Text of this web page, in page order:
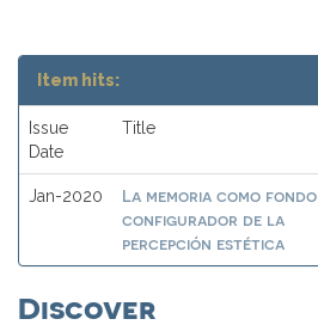
Item hits:
Issue
Date
Title
Jan-2020
La memoria como fondo
configurador de la
percepción estética
Discover